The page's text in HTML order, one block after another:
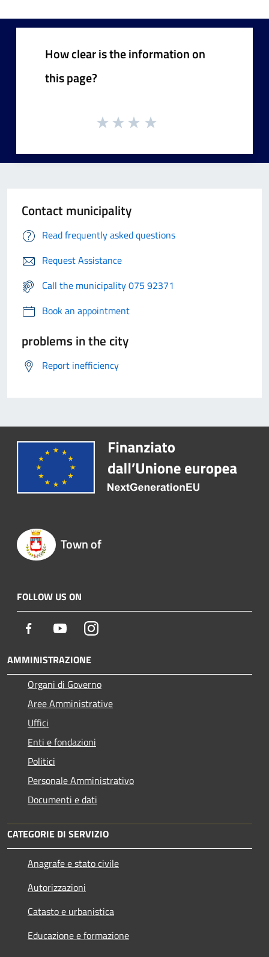
How clear is the information on
this page?
Contact municipality
Read frequently asked questions
Request Assistance
Call the municipality 075 92371
Book an appointment
problems in the city
Report inefficiency
Town of
FOLLOW US ON
Facebook YoutubeInstagram
AMMINISTRAZIONE
Organi di Governo
Aree Amministrative
Uffici
Enti e fondazioni
Politici
Personale Amministrativo
Documenti e dati
CATEGORIE DI SERVIZIO
Anagrafe e stato civile
Autorizzazioni
Catasto e urbanistica
Educazione e formazione